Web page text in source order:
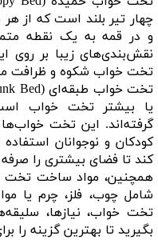
چهار تیر بلند است که از
و در قمه به یک نقطه
نقش‌بندی‌های زیبا بر روی
تخت خواب شکوه و ظرافت
یا بیشتر تخت خواب
گرفته‌اند. این تخت
کودکان و نوجوانان
کند تا فضای بیشتری را
همچنین، مواد ساخت تخت
شامل چوب، فلز، چرم یا
تخت خواب، نیازها،
بگیرید تا بهترین گزینه را